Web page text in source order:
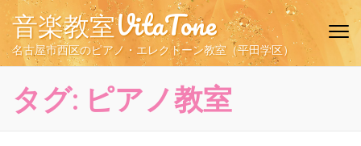
ン
テ
ン
音楽教室VitaTone
名古屋市西区のピアノ・エレクトーン教室（平田学区）
タグ: ピアノ教室